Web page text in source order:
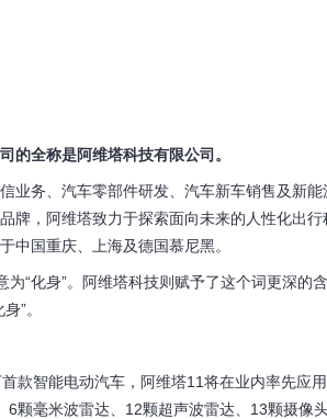
的全称是阿维塔科技有限公司。
业务、汽车零部件研发、汽车新车销售及新
牌，阿维塔致力于探索面向未来的人性化出
中国重庆、上海及德国慕尼黑。
为“化身”。阿维塔科技则赋予了这个词更深的
”。
款智能电动汽车，阿维塔11将在业内率先应
6颗毫米波雷达、12颗超声波雷达、13颗摄像